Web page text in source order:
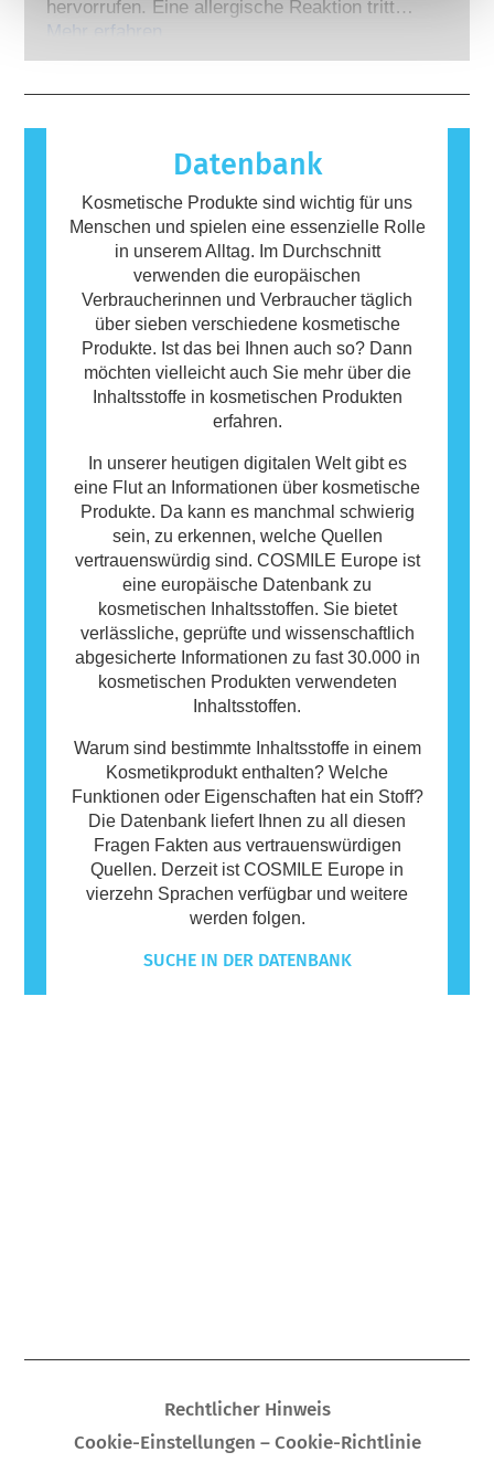
Experten, zu denen die Unternehmen
gesetzlich verpflichtet sind, decken alle
hervorrufen. Eine allergische Reaktion tritt
auf, wenn das Immunsystem einer Person auf
Körperpflegeprodukte können Inhaltsstoffe
enthalten, die bei manchen Menschen eine
Allergie auslösen können. Das bedeutet
jedoch nicht, dass das Produkt für andere
Personen nicht sicher ist.
Mehr erfahren
Datenbank
Kosmetische Produkte sind wichtig für uns
Menschen und spielen eine essenzielle Rolle
in unserem Alltag. Im Durchschnitt
verwenden die europäischen
Verbraucherinnen und Verbraucher täglich
über sieben verschiedene kosmetische
Produkte. Ist das bei Ihnen auch so? Dann
möchten vielleicht auch Sie mehr über die
Inhaltsstoffe in kosmetischen Produkten
erfahren.
In unserer heutigen digitalen Welt gibt es
eine Flut an Informationen über kosmetische
Produkte. Da kann es manchmal schwierig
sein, zu erkennen, welche Quellen
vertrauenswürdig sind. COSMILE Europe ist
eine europäische Datenbank zu
kosmetischen Inhaltsstoffen. Sie bietet
verlässliche, geprüfte und wissenschaftlich
abgesicherte Informationen zu fast 30.000 in
kosmetischen Produkten verwendeten
Inhaltsstoffen.
Warum sind bestimmte Inhaltsstoffe in einem
Kosmetikprodukt enthalten? Welche
Funktionen oder Eigenschaften hat ein Stoff?
Die Datenbank liefert Ihnen zu all diesen
Fragen Fakten aus vertrauenswürdigen
Quellen. Derzeit ist COSMILE Europe in
vierzehn Sprachen verfügbar und weitere
werden folgen.
SUCHE IN DER DATENBANK
Rechtlicher Hinweis
Cookie-Einstellungen – Cookie-Richtlinie